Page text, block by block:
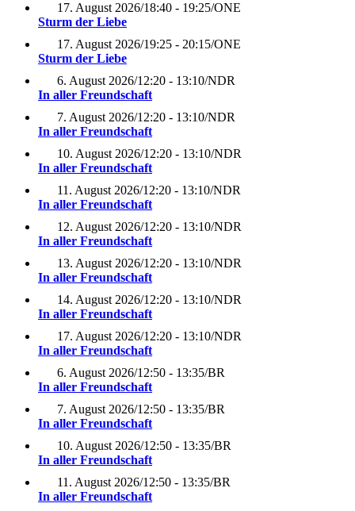
17. August 2026/18:40 - 19:25/ONE
Sturm der Liebe
17. August 2026/19:25 - 20:15/ONE
Sturm der Liebe
6. August 2026/12:20 - 13:10/NDR
In aller Freundschaft
7. August 2026/12:20 - 13:10/NDR
In aller Freundschaft
10. August 2026/12:20 - 13:10/NDR
In aller Freundschaft
11. August 2026/12:20 - 13:10/NDR
In aller Freundschaft
12. August 2026/12:20 - 13:10/NDR
In aller Freundschaft
13. August 2026/12:20 - 13:10/NDR
In aller Freundschaft
14. August 2026/12:20 - 13:10/NDR
In aller Freundschaft
17. August 2026/12:20 - 13:10/NDR
In aller Freundschaft
6. August 2026/12:50 - 13:35/BR
In aller Freundschaft
7. August 2026/12:50 - 13:35/BR
In aller Freundschaft
10. August 2026/12:50 - 13:35/BR
In aller Freundschaft
11. August 2026/12:50 - 13:35/BR
In aller Freundschaft